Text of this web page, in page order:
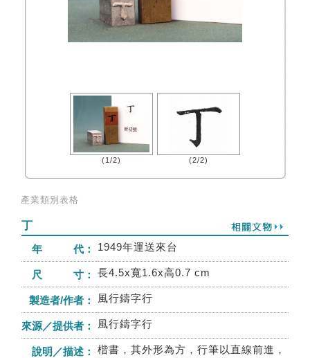
(1/2) (2/2)
產業類別表格
丁
年 代：
1949年運送來台
尺 寸： 長4.5x寬1.6x高0.7 cm
製造者/作者： 風行鑄字行
來源／提供者： 風行鑄字行
說明／描述：
楷書，其外形為方，行筆以直線前進，